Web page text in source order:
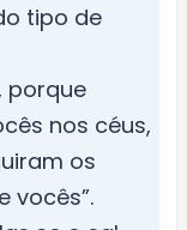
tipo de
porque
nos céus,
os
vocês”.